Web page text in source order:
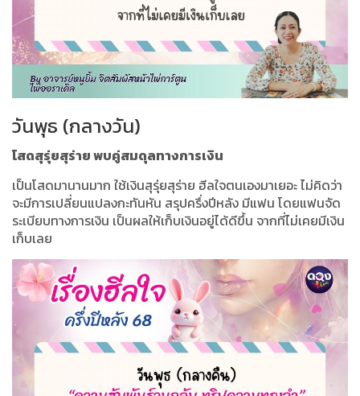
วันพุธ (กลางวัน)
โสดสุรุ่ยสุร่าย พบคู่สมดุลทางการเงิน
เป็นโสดมานานมาก ใช้เงินสุรุ่ยสุร่าย ฮีลใจตนเองมาเยอะ ไม่คิดว่า
จะมีการเปลี่ยนแปลงกะทันหัน สรุปครึ่งปีหลัง มีแฟน โดยแฟนจัด
ระเบียบทางการเงิน เป็นผลให้เก็บเงินอยู่ได้ดีขึ้น จากที่ไม่เคยมีเงิน
เก็บเลย